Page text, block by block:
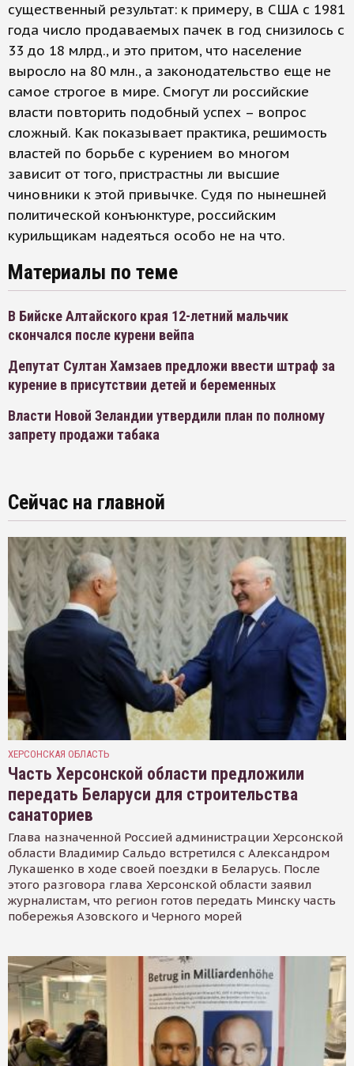
существенный результат: к примеру, в США с 1981
года число продаваемых пачек в год снизилось с
33 до 18 млрд., и это притом, что население
выросло на 80 млн., а законодательство еще не
самое строгое в мире. Смогут ли российские
власти повторить подобный успех – вопрос
сложный. Как показывает практика, решимость
властей по борьбе с курением во многом
зависит от того, пристрастны ли высшие
чиновники к этой привычке. Судя по нынешней
политической конъюнктуре, российским
курильщикам надеяться особо не на что.
Материалы по теме
В Бийске Алтайского края 12-летний мальчик
скончался после курени вейпа
Депутат Султан Хамзаев предложи ввести штраф за
курение в присутствии детей и беременных
Власти Новой Зеландии утвердили план по полному
запрету продажи табака
Сейчас на главной
ХЕРСОНСКАЯ ОБЛАСТЬ
Часть Херсонской области предложили
передать Беларуси для строительства
санаториев
Глава назначенной Россией администрации Херсонской
области Владимир Сальдо встретился с Александром
Лукашенко в ходе своей поездки в Беларусь. После
этого разговора глава Херсонской области заявил
журналистам, что регион готов передать Минску часть
побережья Азовского и Черного морей